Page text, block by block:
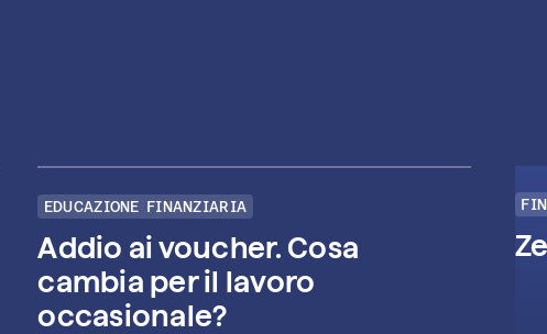
EDUCAZIONE FINANZIARIA
Addio ai voucher. Cosa
cambia per il lavoro
occasionale?